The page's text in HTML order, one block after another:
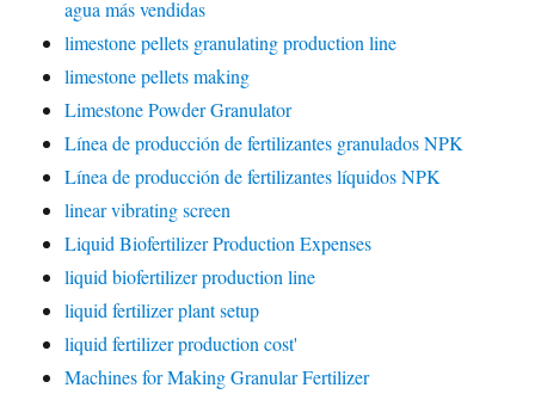
agua más vendidas
limestone pellets granulating production line
limestone pellets making
Limestone Powder Granulator
Línea de producción de fertilizantes granulados NPK
Línea de producción de fertilizantes líquidos NPK
linear vibrating screen
Liquid Biofertilizer Production Expenses
liquid biofertilizer production line
liquid fertilizer plant setup
liquid fertilizer production cost'
Machines for Making Granular Fertilizer